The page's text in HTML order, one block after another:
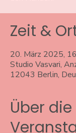
Zeit &
20. März 2025,
Studio Vasvari,
12043 Berlin,
Über die